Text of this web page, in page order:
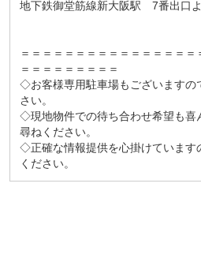
地下鉄御堂筋線新大阪駅 7番出口
＝＝＝＝＝＝＝＝＝＝＝＝＝＝＝＝
＝＝＝＝＝＝＝＝＝
◇お客様専用駐車場もございますの
さい。
◇現地物件での待ち合わせ希望も喜
尋ねください。
◇正確な情報提供を心掛けています
ください。